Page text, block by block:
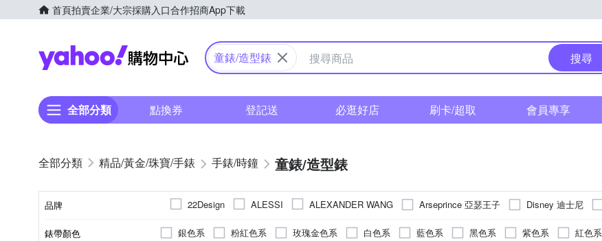
首頁拍賣企業/大宗採購入口合作招商App下載
Yahoo購物中心
童錶/造型錶 搜尋
全部分類 點換券 登記送 必逛好店 刷卡/超取 會員專享
精品/黃金/珠寶/手錶 手錶/時鐘 童錶/造型錶
品牌 22Design ALESSI ALEXANDER WANG Arseprince 亞瑟王子 Disney 迪士尼
Q&Q
SKMEI 時刻美 其他品牌
錶帶顏色 銀色系 粉紅色系 玫瑰金色系 白色系 藍色系 黑色系 紫色系 紅色系